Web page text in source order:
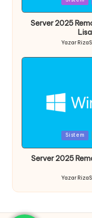
Server 2025
Posted
by
Yazar
Sistem
Server 2025
Posted
by
Yazar